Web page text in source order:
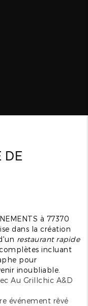
DE
à 77370
dans la création
restaurant rapide
incluant
pour
inoubliable.
Au Grillchic A&D
événement rêvé